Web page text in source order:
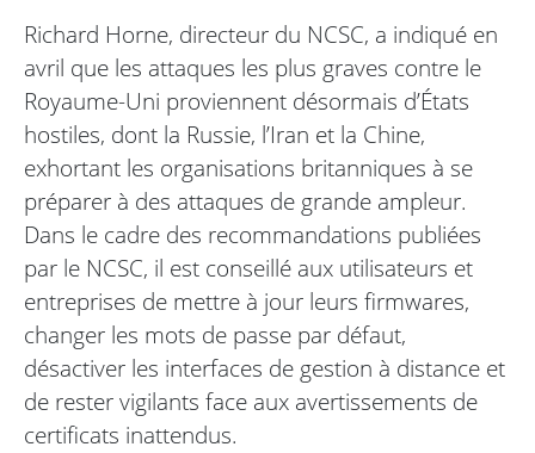
Richard Horne, directeur du NCSC, a indiqué en
avril que les attaques les plus graves contre le
Royaume-Uni proviennent désormais d’États
hostiles, dont la Russie, l’Iran et la Chine,
exhortant les organisations britanniques à se
préparer à des attaques de grande ampleur.
Dans le cadre des recommandations publiées
par le NCSC, il est conseillé aux utilisateurs et
entreprises de mettre à jour leurs firmwares,
changer les mots de passe par défaut,
désactiver les interfaces de gestion à distance et
de rester vigilants face aux avertissements de
certificats inattendus.